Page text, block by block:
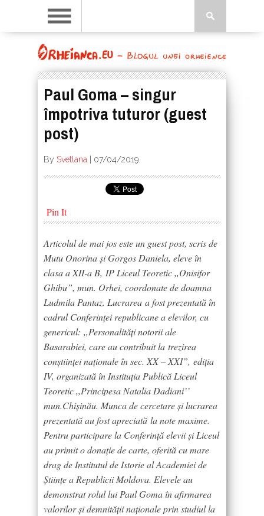
Paul Goma – singur
împotriva tuturor (guest
post)
By Svetlana 07/04/2019
Pin It
Articolul de mai jos este un guest post, scris de
Mutu Onorina și Gorgos Daniela, eleve în
clasa a XII-a B, IP Liceul Teoretic ,,Onisifor
Ghibu”, mun. Orhei, coordonate de doamna
Ludmila Pantaz. Lucrarea a fost prezentată în
cadrul Conferinței republicane a elevilor, cu
genericul: ,,Personalități notorii ale
Basarabiei, care au contribuit la trezirea
conștiinței naționale în sec. XX – XXI”, ediția
IV, organizată în Instituția Publică Liceul
Teoretic ,,Principesa Natalia Dadiani’’
mun.Chișinău. Munca de cercetare și lucrarea
prezentată au fost apreciată la note maxime.
Pentru participare la Conferință elevii și Liceul
au primit o donație de carte, oferită cu mare
drag de Institutul de Istorie al Academiei de
Științe a Republicii Moldova. Elevele au
demonstrat rolul lui Paul Goma în afirmarea
valorilor și demnității naționale prin studiul la